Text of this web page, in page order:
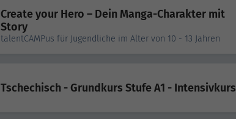
Create your Hero – Dein Manga-Charakter mit
Story
talentCAMPus für Jugendliche im Alter von 10 - 13 Jahren
Tschechisch - Grundkurs Stufe A1 - Intensivkurs